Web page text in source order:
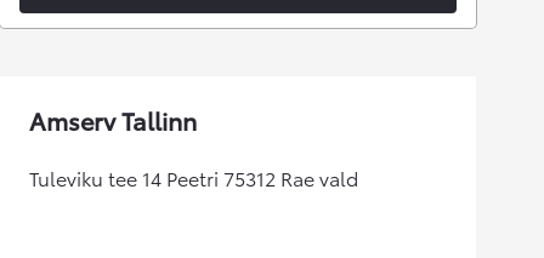
Amserv Tallinn
Tuleviku tee 14 Peetri 75312 Rae vald